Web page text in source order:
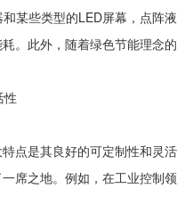
某些类型的LED屏幕，点阵
。此外，随着绿色节能理念
性
点是其良好的可定制性和灵
席之地。例如，在工业控制